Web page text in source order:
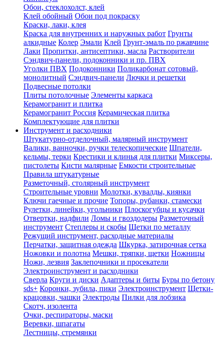
Обои, стеклохолст, клей
Клей обойный Обои под покраску
Краски, лаки, клея
Краска для внутренних и наружных работ Грунты
алкидные Колер Эмали Клей Грунт-эмаль по ржавчине
Лаки Пропитки, антисептики, масла Растворители
Сэндвич-панели, подоконники и пр. ПВХ
Уголки ПВХ Подоконники Поликарбонат сотовый,
монолитный Сэндвич-панели Лючки и решетки
Подвесные потолки
Плиты потолочные Элементы каркаса
Керамогранит и плитка
Керамогранит Россия Керамическая плитка
Комплектующие для плитки
Инструмент и расходники
Штукатурно-отделочный, малярный инструмент
Валики, ванночки, ручки телескопические Шпатели,
кельмы, терки Крестики и клинья для плитки Миксеры,
пистолеты Кисти малярные Емкости строительные
Правила штукатурные
Разметочный, столярный инструмент
Строительные уровни Молотки, кувалды, киянки
Ключи гаечные и прочие Топоры, рубанки, стамески
Рулетки, линейки, угольники Плоскогубцы и кусачки
Отвертки, надфили Ломы и гвоздодеры Разметочный
инструмент Степлеры и скобы Щетки по металлу
Режущий инструмент, расходные материалы
Перчатки, защитная одежда Шкурка, затирочная сетка
Ножовки и полотна Мешки, тряпки, щетки Ножницы
Ножи, лезвия Заклепочники и просекатели
Электроинструмент и расходники
Сверла Круги и диски Адаптеры и биты Буры по бетону
sds+ Коронки, зубила, пики Электроинструмент Щетки-
крацовки, чашки Электроды Пилки для лобзика
Скотч, изолента
Очки, респираторы, маски
Веревки, шпагаты
Лестницы, стремянки